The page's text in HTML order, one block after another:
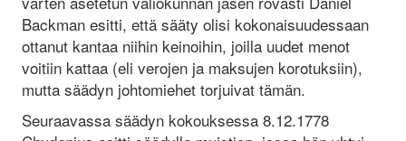
Backman esitti, että sääty olisi kokonaisuudessaan
ottanut kantaa niihin keinoihin, joilla uudet menot
voitiin kattaa (eli verojen ja maksujen korotuksiin),
mutta säädyn johtomiehet torjuivat tämän.
Seuraavassa säädyn kokouksessa 8.12.1778